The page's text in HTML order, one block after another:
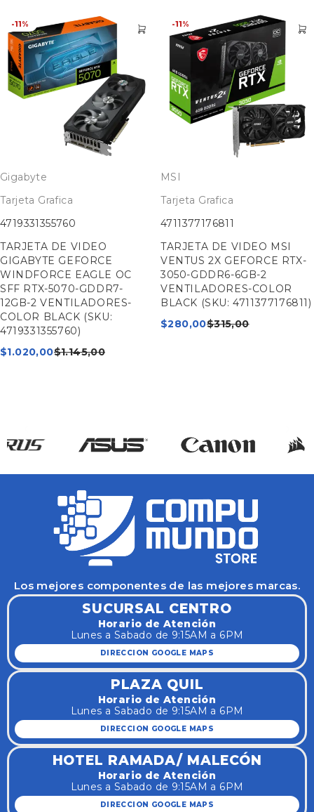
-11%
Gigabyte
Tarjeta Grafica
4719331355760
TARJETA DE VIDEO
GIGABYTE GEFORCE
WINDFORCE EAGLE OC
SFF RTX-5070-GDDR7-
12GB-2 VENTILADORES-
COLOR BLACK (SKU:
4719331355760)
$1.145,00
$1.020,00
-11%
MSI
Tarjeta Grafica
4711377176811
TARJETA DE VIDEO MSI
VENTUS 2X GEFORCE RTX-
3050-GDDR6-6GB-2
VENTILADORES-COLOR
BLACK (SKU: 4711377176811)
$315,00
$280,00
Los mejores componentes de las mejores marcas.
SUCURSAL CENTRO
Horario de Atención
Lunes a Sabado de 9:15AM a 6PM
DIRECCION GOOGLE MAPS
PLAZA QUIL
Horario de Atención
Lunes a Sabado de 9:15AM a 6PM
DIRECCION GOOGLE MAPS
HOTEL RAMADA/ MALECÓN
Horario de Atención
Lunes a Sabado de 9:15AM a 6PM
DIRECCION GOOGLE MAPS